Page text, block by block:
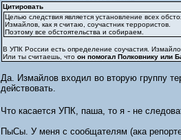
Цитировать
Целью следствия является установление всех
Измайлов, как я считаю, соучастник террористов.
Поэтому все обстоятельства и собираем.
В УПК России есть определение соучастия.
Или ты считаешь, что он помогал Полковнику или
Да. Измайлов входил во вторую группу
действовать.
Что касается УПК, паша, то я - не
ПыСы. У меня с сообщателям (ака